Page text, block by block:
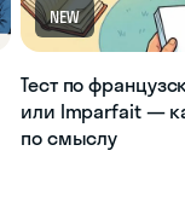
NEW
Тест по
или Imparfait —
по смыслу